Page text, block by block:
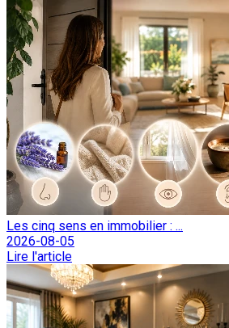
Les cinq sens en immobilier : ...
2026-08-05
Lire l'article